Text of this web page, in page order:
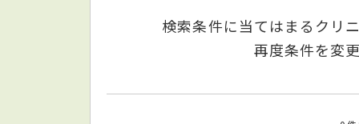
検索条件に当てはまるクリ
再度条件を変